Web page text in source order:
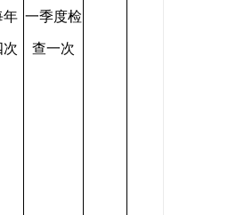
年
次
一季度检
查一次